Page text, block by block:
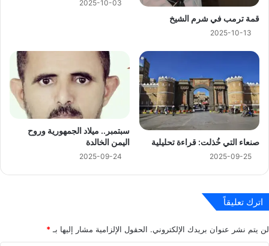
قمة ترمب في شرم الشيخ
2025-10-13
2025-10-03
صنعاء التي خُذلت: قراءة تحليلية
2025-09-25
سبتمبر.. ميلاد الجمهورية وروح
اليمن الخالدة
2025-09-24
اترك تعليقاً
لن يتم نشر عنوان بريدك الإلكتروني. الحقول الإلزامية مشار إليها بـ*